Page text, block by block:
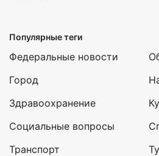
Популярные теги
Федеральные новости
Город
Здравоохранение
Социальные вопросы
Транспорт